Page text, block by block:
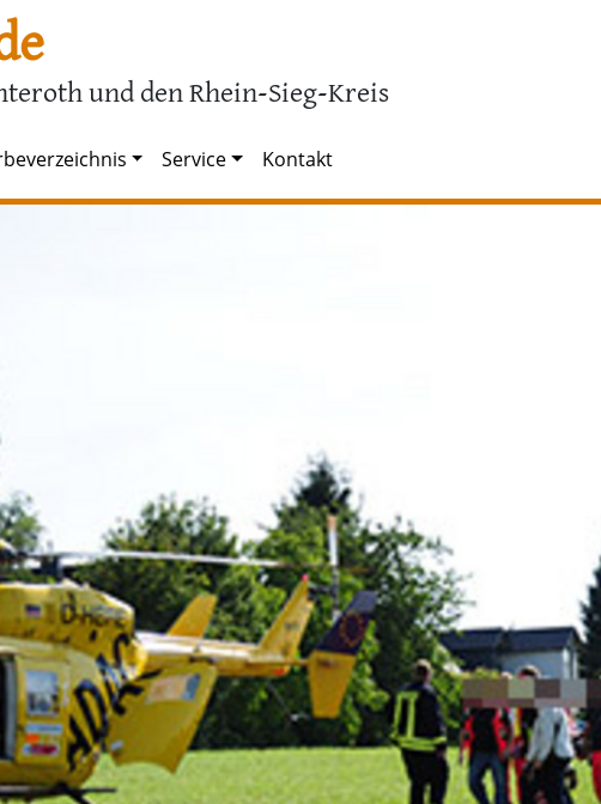
und den Rhein-Sieg-Kreis
Service Kontakt